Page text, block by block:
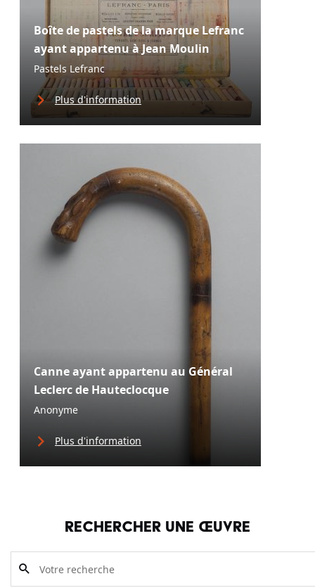
Boîte de pastels de la marque Lefranc
ayant appartenu à Jean Moulin
Pastels Lefranc
Plus d'information
Canne ayant appartenu au Général
Leclerc de Hauteclocque
Anonyme
Plus d'information
RECHERCHER UNE ŒUVRE
Search in the collection